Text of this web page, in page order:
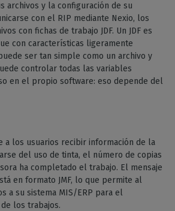
archivos y la configuración de su
con el RIP mediante Nexio, los
con fichas de trabajo JDF. Un JDF es
con características ligeramente
ser tan simple como un archivo y
controlar todas las variables
en el propio software: eso depende del
a los usuarios recibir información de la
del uso de tinta, el número de copias
ha completado el trabajo. El mensaje
en formato JMF, lo que permite al
a su sistema MIS/ERP para el
los trabajos.